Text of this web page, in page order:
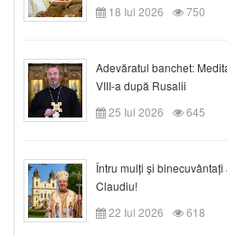
18 Iul 2026
750
Adevăratul banchet:
VIII-a după Rusalii
25 Iul 2026
645
Întru mulți și
Claudiu!
22 Iul 2026
618